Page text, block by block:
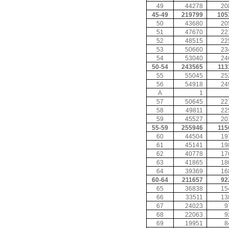
49
44278
45-49
219799
50
43680
51
47670
52
48515
53
50660
54
53040
50-54
243565
55
55045
56
54918
A
1
57
50645
58
49811
59
45527
55-59
255946
60
44504
61
45141
62
40778
63
41865
64
39369
60-64
211657
65
36838
66
33511
67
24023
68
22063
69
19951